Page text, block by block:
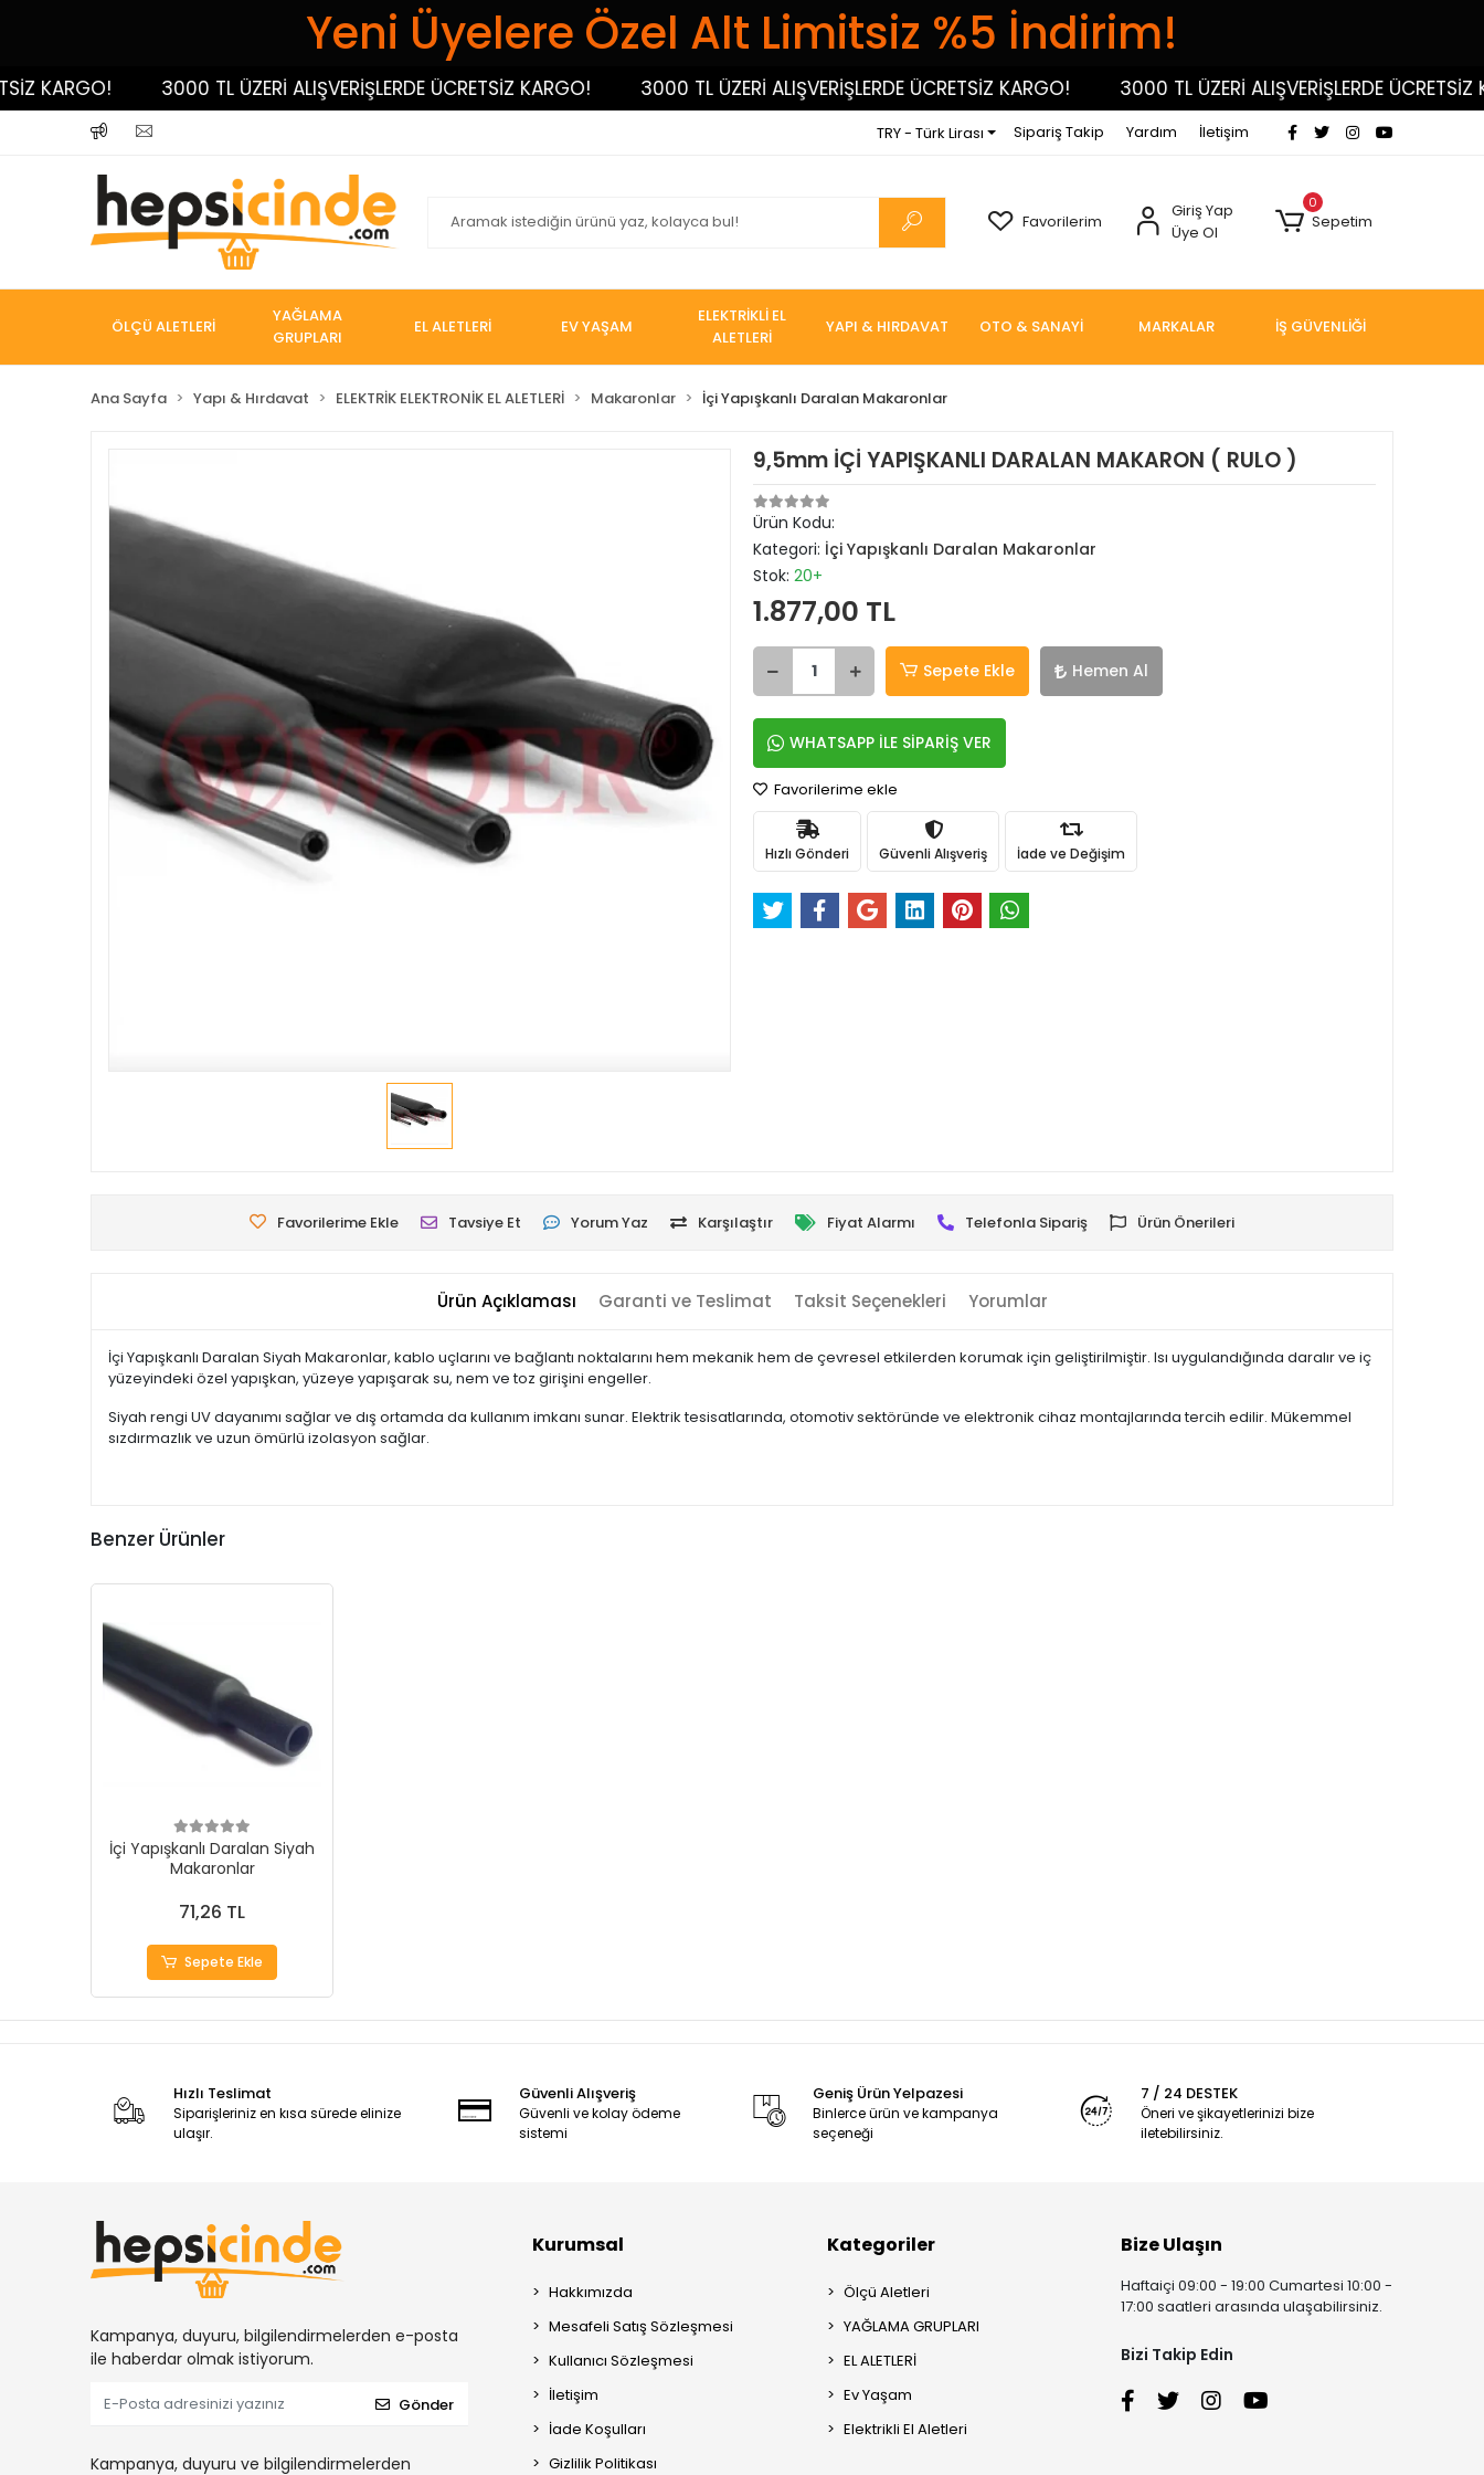
Yeni Üyelere Özel Alt Limitsiz %5 İndirim!
3000 TL ÜZERİ ALIŞVERİŞLERDE ÜCRETSİZ KARGO! 3000 TL ÜZERİ ALIŞVERİŞLERDE ÜCRETSİZ KARGO! 3000 TL ÜZERİ ALIŞVERİŞLERDE ÜCRETSİZ
TRY - Türk Lirası Sipariş Takip Yardım İletişim
Favorilerim
Giriş Yap
Üye Ol
0
Sepetim
ÖLÇÜ ALETLERİ
YAĞLAMA
GRUPLARI
EL ALETLERİ EV YAŞAM
ELEKTRİKLİ EL
ALETLERİ
YAPI & HIRDAVAT OTO & SANAYİ MARKALAR İŞ GÜVENLİĞİ
Ana Sayfa Yapı & Hırdavat ELEKTRİK ELEKTRONİK EL ALETLERİ Makaronlar İçi Yapışkanlı Daralan Makaronlar
9,5mm İÇİ YAPIŞKANLI DARALAN MAKARON ( RULO )
Ürün Kodu:
Kategori: İçi Yapışkanlı Daralan Makaronlar
Stok: 20+
1.877,00 TL
Sepete Ekle Hemen Al
WHATSAPP İLE SİPARİŞ VER
Favorilerime ekle
Hızlı Gönderi Güvenli Alışveriş İade ve Değişim
Favorilerime Ekle Tavsiye Et Yorum Yaz Karşılaştır Fiyat Alarmı Telefonla Sipariş Ürün Önerileri
Ürün Açıklaması Garanti ve Teslimat Taksit Seçenekleri Yorumlar
İçi Yapışkanlı Daralan Siyah Makaronlar, kablo uçlarını ve bağlantı noktalarını hem mekanik hem de çevresel etkilerden korumak için geliştirilmiştir. Isı uygulandığında daralır ve iç
yüzeyindeki özel yapışkan, yüzeye yapışarak su, nem ve toz girişini engeller.
Siyah rengi UV dayanımı sağlar ve dış ortamda da kullanım imkanı sunar. Elektrik tesisatlarında, otomotiv sektöründe ve elektronik cihaz montajlarında tercih edilir. Mükemmel
sızdırmazlık ve uzun ömürlü izolasyon sağlar.
Benzer Ürünler
İçi Yapışkanlı Daralan Siyah
Makaronlar
71,26 TL
Sepete Ekle
Hızlı Teslimat
Siparişleriniz en kısa sürede elinize
ulaşır.
Güvenli Alışveriş
Güvenli ve kolay ödeme
sistemi
Geniş Ürün Yelpazesi
Binlerce ürün ve kampanya
seçeneği
7 / 24 DESTEK
Öneri ve şikayetlerinizi bize
iletebilirsiniz.
Kampanya, duyuru, bilgilendirmelerden e-posta
ile haberdar olmak istiyorum.
Gönder
Kampanya, duyuru ve bilgilendirmelerden
Kurumsal
Hakkımızda
Mesafeli Satış Sözleşmesi
Kullanıcı Sözleşmesi
İletişim
İade Koşulları
Gizlilik Politikası
Kategoriler
Ölçü Aletleri
YAĞLAMA GRUPLARI
EL ALETLERİ
Ev Yaşam
Elektrikli El Aletleri
Bize Ulaşın
Haftaiçi 09:00 - 19:00 Cumartesi 10:00 -
17:00 saatleri arasında ulaşabilirsiniz.
Bizi Takip Edin